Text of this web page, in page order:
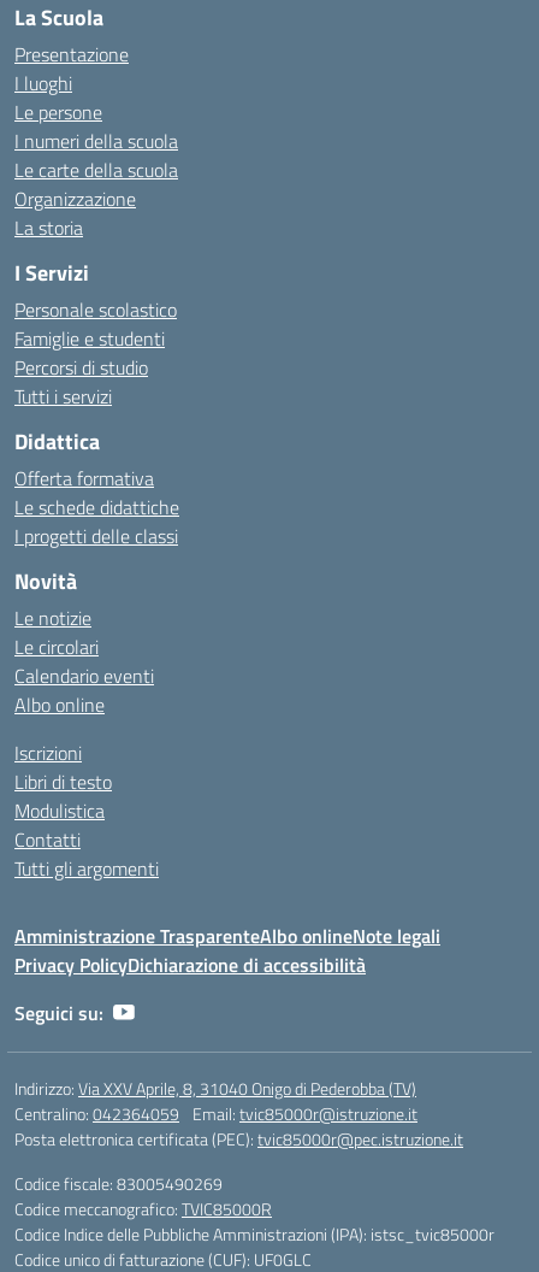
La Scuola
Presentazione
I luoghi
Le persone
I numeri della scuola
Le carte della scuola
Organizzazione
La storia
I Servizi
Personale scolastico
Famiglie e studenti
Percorsi di studio
Tutti i servizi
Didattica
Offerta formativa
Le schede didattiche
I progetti delle classi
Novità
Le notizie
Le circolari
Calendario eventi
Albo online
Iscrizioni
Libri di testo
Modulistica
Contatti
Tutti gli argomenti
Amministrazione TrasparenteAlbo onlineNote legali
Privacy PolicyDichiarazione di accessibilità
Seguici su:
Indirizzo:Via XXV Aprile, 8, 31040 Onigo di Pederobba (TV)
Centralino:042364059 Email:tvic85000r@istruzione.it
Posta elettronica certificata (PEC):tvic85000r@pec.istruzione.it
Codice fiscale: 83005490269
Codice meccanografico:TVIC85000R
Codice Indice delle Pubbliche Amministrazioni (IPA): istsc_tvic85000r
Codice unico di fatturazione (CUF): UF0GLC